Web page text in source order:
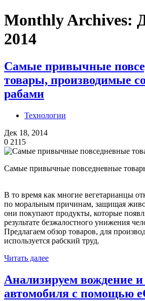
Monthly Archives:
2014
Самые привычные
товары, производимые
рабами
Технологии
Дек 18, 2014
0 2115
Самые привычные повседневные
В то время как многие вегетарианцы
по моральным причинам, защищая
они покупают продукты, которые
результате безжалостного унижения
Предлагаем обзор товаров, для
используется рабский труд.
Читать далее
Анализируем вождение и
автомобиля с помощью